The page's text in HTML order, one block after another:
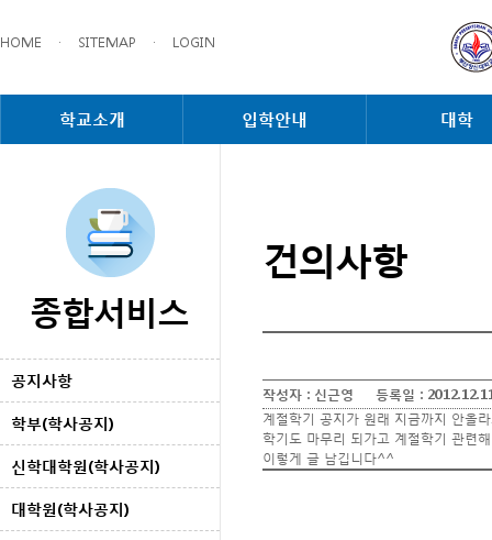
HOME · SITEMAP · LOGIN
학교소개 입학안내 대학
종합서비스
공지사항
학부(학사공지)
신학대학원(학사공지)
대학원(학사공지)
건의사항
작성자 : 신근영 등록일 :
계절학기 공지가 원래 지금까지 안올
학기도 마무리 되가고 계절학기 관련
이렇게 글 남깁니다^^